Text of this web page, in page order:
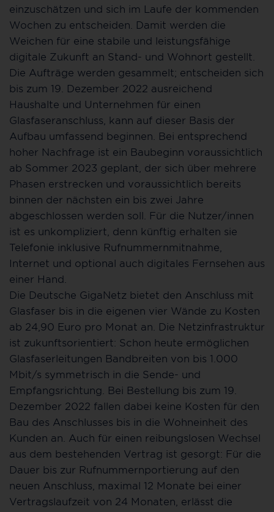
einzuschätzen und sich im Laufe der kommenden
Wochen zu entscheiden. Damit werden die
Weichen für eine stabile und leistungsfähige
digitale Zukunft an Stand- und Wohnort gestellt.
Die Aufträge werden gesammelt; entscheiden sich
bis zum 19. Dezember 2022 ausreichend
Haushalte und Unternehmen für einen
Glasfaseranschluss, kann auf dieser Basis der
Aufbau umfassend beginnen. Bei entsprechend
hoher Nachfrage ist ein Baubeginn voraussichtlich
ab Sommer 2023 geplant, der sich über mehrere
Phasen erstrecken und voraussichtlich bereits
binnen der nächsten ein bis zwei Jahre
abgeschlossen werden soll. Für die Nutzer/innen
ist es unkompliziert, denn künftig erhalten sie
Telefonie inklusive Rufnummernmitnahme,
Internet und optional auch digitales Fernsehen aus
einer Hand.
Die Deutsche GigaNetz bietet den Anschluss mit
Glasfaser bis in die eigenen vier Wände zu Kosten
ab 24,90 Euro pro Monat an. Die Netzinfrastruktur
ist zukunftsorientiert: Schon heute ermöglichen
Glasfaserleitungen Bandbreiten von bis 1.000
Mbit/s symmetrisch in die Sende- und
Empfangsrichtung. Bei Bestellung bis zum 19.
Dezember 2022 fallen dabei keine Kosten für den
Bau des Anschlusses bis in die Wohneinheit des
Kunden an. Auch für einen reibungslosen Wechsel
aus dem bestehenden Vertrag ist gesorgt: Für die
Dauer bis zur Rufnummernportierung auf den
neuen Anschluss, maximal 12 Monate bei einer
Vertragslaufzeit von 24 Monaten, erlässt die